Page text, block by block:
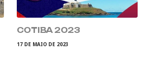
COTIBA 2023
17 DE MAIO DE 2023